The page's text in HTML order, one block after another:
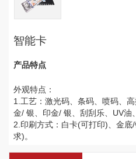
智能卡
产品特点
外观特点：
1.工艺：激光码、条码、喷码、
金/ 银、印金/ 银、刮刮乐、UV油
2.印刷方式：白卡(可打印)、金
求)。